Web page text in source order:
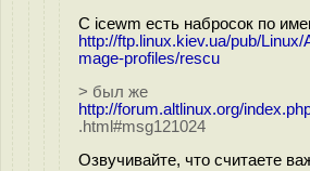
С icewm есть набросок по
http://ftp.linux.kiev.ua/pub/
mage-profiles/rescu
> был же
http://forum.altlinux.org/
.html#msg121024
Озвучивайте, что считаете